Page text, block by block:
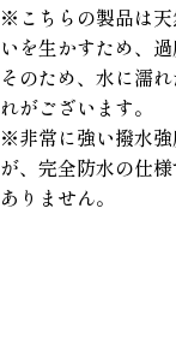
※こちらの製品は
いを生かすため、
そのため、水に濡
れがございます。
※非常に強い撥水
が、完全防水の仕
ありません。